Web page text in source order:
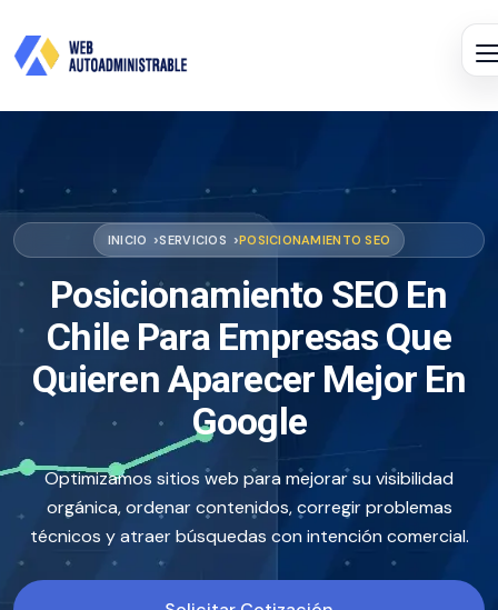
INICIO SERVICIOS POSICIONAMIENTO SEO
Posicionamiento SEO En
Chile Para Empresas Que
Quieren Aparecer Mejor En
Google
Optimizamos sitios web para mejorar su visibilidad
orgánica, ordenar contenidos, corregir problemas
técnicos y atraer búsquedas con intención comercial.